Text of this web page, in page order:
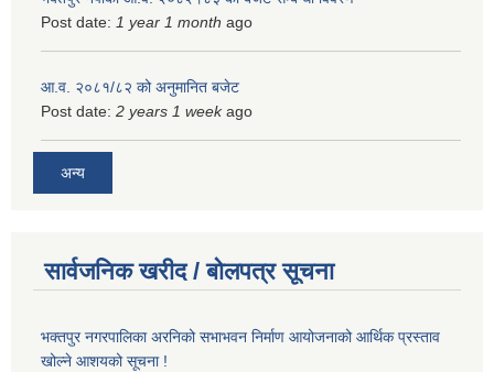
Post date: 1 year 1 month ago
आ.व. २०८१/८२ को अनुमानित बजेट
Post date: 2 years 1 weekago
अन्य
सार्वजनिक खरीद / बोलपत्र सूचना
भक्तपुर नगरपालिका अरनिको सभाभवन निर्माण आयोजनाको आर्थिक प्रस्ताव
खोल्ने आशयको सूचना !